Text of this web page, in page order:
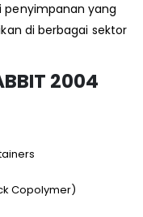
penyimpanan yang
di berbagai sektor
2004
Copolymer)